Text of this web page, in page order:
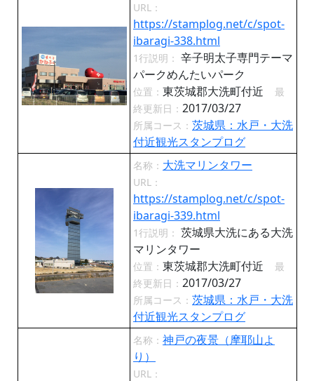
URL：
https://stamplog.net/c/spot-
ibaragi-338.html
1行説明： 辛子明太子専門テーマ
パークめんたいパーク
位置： 東茨城郡大洗町付近
最
終更新日： 2017/03/27
所属コース： 茨城県：水戸・大洗
付近観光スタンプログ
名称： 大洗マリンタワー
URL：
https://stamplog.net/c/spot-
ibaragi-339.html
1行説明： 茨城県大洗にある大洗
マリンタワー
位置： 東茨城郡大洗町付近
最
終更新日： 2017/03/27
所属コース： 茨城県：水戸・大洗
付近観光スタンプログ
名称： 神戸の夜景（摩耶山よ
り）
URL：